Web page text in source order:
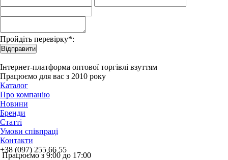
Пройдіть перевірку*:
Відправити
Інтернет-платформа оптової торгівлі взуттям
Працюємо для вас з 2010 року
Каталог
Про компанію
Новини
Бренди
Статті
Умови співпраці
Контакти
+38 (097) 255 66 55
Працюємо з 9:00 до 17:00